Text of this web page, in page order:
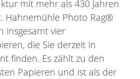
mit mehr als 430 Jahren
Hahnemühle Photo Rag®
insgesamt vier
die Sie derzeit in
finden. Es zählt zu den
Papieren und ist als der